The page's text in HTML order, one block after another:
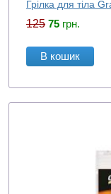
Грілка для тіла
125 75 грн.
В кошик